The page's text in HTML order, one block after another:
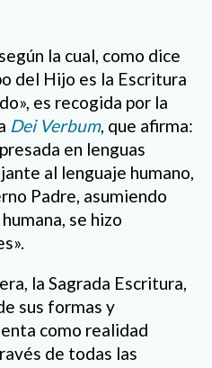
la cual, como dice
del Hijo es la Escritura
es recogida por la
Dei Verbum, que afirma:
en lenguas
al lenguaje humano,
Padre, asumiendo
se hizo
la Sagrada Escritura,
sus formas y
como realidad
de todas las